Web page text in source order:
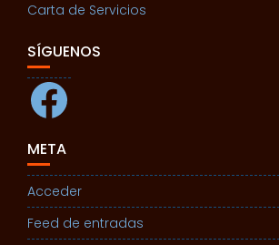
Carta de Servicios
SÍGUENOS
Facebook
META
Acceder
Feed de entradas